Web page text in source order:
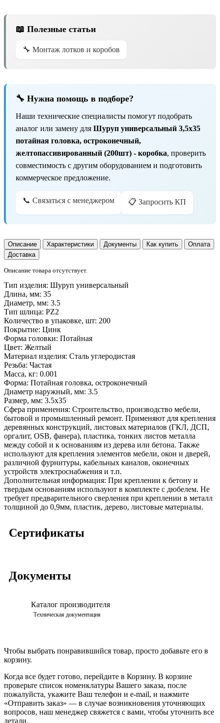
📖 Полезные статьи
🔧 Монтаж лотков и коробов
🔧 Нужна помощь в подборе?
Наши технические специалисты помогут подобрать
аналог или замену для Шуруп универсальный 3,5х35
потайная головка, остроконечный,
желтопассивированный (200шт) - коробка, проверить
совместимость с другим оборудованием и подготовить
коммерческое предложение.
📞 Связаться с менеджером 📋 Запросить КП
Описание Характеристики Документы Как купить
Оплата
Доставка
Описание товара отсутствует.
Тип изделия: Шуруп универсальный
Длина, мм: 35
Диаметр, мм: 3.5
Тип шлица: PZ2
Количество в упаковке, шт: 200
Покрытие: Цинк
Форма головки: Потайная
Цвет: Желтый
Материал изделия: Сталь углеродистая
Резьба: Частая
Масса, кг: 0.001
Форма: Потайная головка, остроконечный
Диаметр наружный, мм: 3.5
Размер, мм: 3.5x35
Сфера применения: Строительство, производство мебели,
бытовой и промышленный ремонт. Применяют для крепления
деревянных конструкций, листовых материалов (ГКЛ, ДСП,
оргалит, OSB, фанера), пластика, тонких листов металла
между собой и к основаниям из дерева или бетона. Также
используют для крепления элементов мебели, окон и дверей,
различной фурнитуры, кабельных каналов, оконечных
устройств электроснабжения и т.п.
Дополнительная информация: При креплении к бетону и
твердым основаниям используют в комплекте с дюбелем. Не
требует предварительного сверления при креплении в металл
толщиной до 0,9мм, пластик, дерево, листовые материалы.
Сертификаты
Документы
Каталог производителя
Техническая документация
Чтобы выбрать понравившийся товар, просто добавьте его в
корзину.
Когда все будет готово, перейдите в Корзину. В корзине
проверьте список номенклатуры Вашего заказа, после
пожалуйста, укажите Ваш телефон и e-mail, и нажмите
«Отправить заказ» — в случае возникновения уточняющих
вопросов, наш менеджер свяжется с вами, чтобы уточнить все
детали.